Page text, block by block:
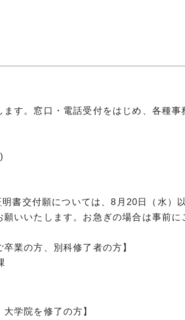
優遇措置
について
用情報
す。窓口・電話受付をはじめ、各種
書交付願については、8月20日（水）
いいたします。お急ぎの場合は事前に
業の方、別科修了者の方】
学院を修了の方】